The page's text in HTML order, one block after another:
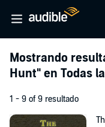
Mostrando
Hunt" en Todas
1 - 9 of 9 resultado